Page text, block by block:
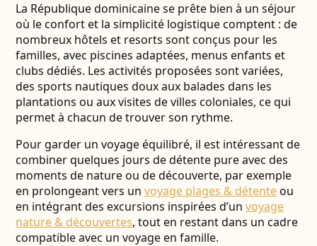
La République dominicaine se prête bien à un séjour
où le confort et la simplicité logistique comptent : de
nombreux hôtels et resorts sont conçus pour les
familles, avec piscines adaptées, menus enfants et
clubs dédiés. Les activités proposées sont variées,
des sports nautiques doux aux balades dans les
plantations ou aux visites de villes coloniales, ce qui
permet à chacun de trouver son rythme.
Pour garder un voyage équilibré, il est intéressant de
combiner quelques jours de détente pure avec des
moments de nature ou de découverte, par exemple
en prolongeant vers un voyage plages & détenteou
en intégrant des excursions inspirées d’un voyage
nature & découvertes, tout en restant dans un cadre
compatible avec un voyage en famille.